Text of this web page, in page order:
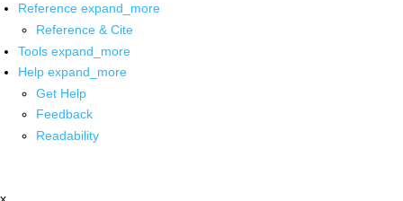
Reference expand_more
Reference & Cite
Tools expand_more
Help expand_more
Get Help
Feedback
Readability